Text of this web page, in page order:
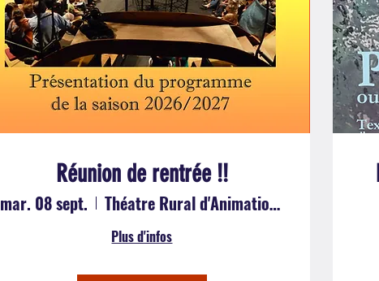
Réunion de rentrée !!
mar. 08 sept. Théatre Rural d'Animation Culturelle
Plus d'infos